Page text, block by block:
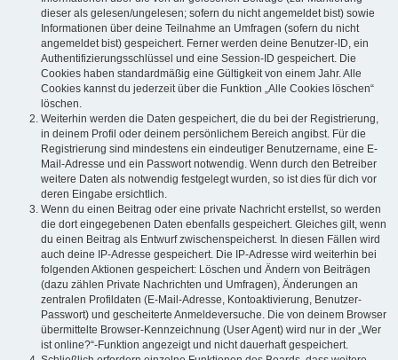
dieser als gelesen/ungelesen; sofern du nicht angemeldet bist) sowie
Informationen über deine Teilnahme an Umfragen (sofern du nicht
angemeldet bist) gespeichert. Ferner werden deine Benutzer-ID, ein
Authentifizierungsschlüssel und eine Session-ID gespeichert. Die
Cookies haben standardmäßig eine Gültigkeit von einem Jahr. Alle
Cookies kannst du jederzeit über die Funktion „Alle Cookies löschen“
löschen.
Weiterhin werden die Daten gespeichert, die du bei der Registrierung,
in deinem Profil oder deinem persönlichem Bereich angibst. Für die
Registrierung sind mindestens ein eindeutiger Benutzername, eine E-
Mail-Adresse und ein Passwort notwendig. Wenn durch den Betreiber
weitere Daten als notwendig festgelegt wurden, so ist dies für dich vor
deren Eingabe ersichtlich.
Wenn du einen Beitrag oder eine private Nachricht erstellst, so werden
die dort eingegebenen Daten ebenfalls gespeichert. Gleiches gilt, wenn
du einen Beitrag als Entwurf zwischenspeicherst. In diesen Fällen wird
auch deine IP-Adresse gespeichert. Die IP-Adresse wird weiterhin bei
folgenden Aktionen gespeichert: Löschen und Ändern von Beiträgen
(dazu zählen Private Nachrichten und Umfragen), Änderungen an
zentralen Profildaten (E-Mail-Adresse, Kontoaktivierung, Benutzer-
Passwort) und gescheiterte Anmeldeversuche. Die von deinem Browser
übermittelte Browser-Kennzeichnung (User Agent) wird nur in der „Wer
ist online?“-Funktion angezeigt und nicht dauerhaft gespeichert.